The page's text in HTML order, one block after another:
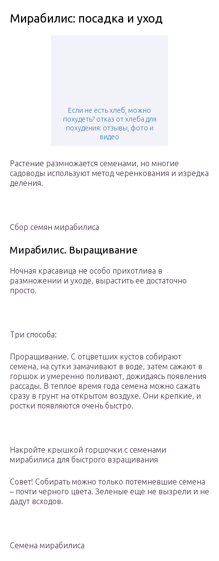
Мирабилис: посадка и уход
Если не есть хлеб, можно
похудеть? отказ от хлеба для
похудения: отзывы, фото и
видео
Растение размножается семенами, но многие
садоводы используют метод черенкования и изредка
деления.
Сбор семян мирабилиса
Мирабилис. Выращивание
Ночная красавица не особо прихотлива в
размножении и уходе, вырастить ее достаточно
просто.
Три способа:
Проращивание. С отцветших кустов собирают
семена, на сутки замачивают в воде, затем сажают в
горшок и умеренно поливают, дожидаясь появления
рассады. В теплое время года семена можно сажать
сразу в грунт на открытом воздухе. Они крепкие, и
ростки появляются очень быстро.
Накройте крышкой горшочки с семенами
мирабилиса для быстрого взращивания
Совет! Собирать можно только потемневшие семена
– почти черного цвета. Зеленые еще не вызрели и не
дадут всходов.
Семена мирабилиса